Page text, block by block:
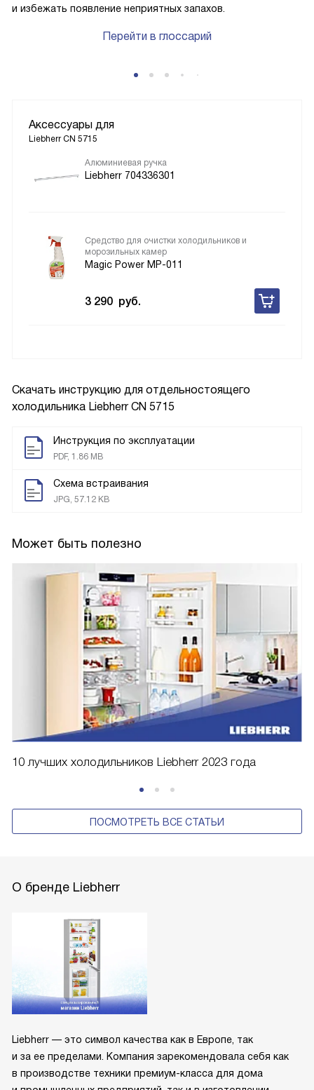
Скачать инструкцию для отдельностоящего
холодильника Liebherr CN 5715
Инструкция по эксплуатации
PDF, 1.86 MB
Схема встраивания
JPG, 57.12 KB
Может быть полезно
10 лучших холодильников Liebherr 2023 года
ПОСМОТРЕТЬ ВСЕ СТАТЬИ
и избежать появление неприятных запахов.
Перейти в глоссарий
Аксессуары для
Liebherr CN 5715
Алюминиевая ручка
Liebherr 704336301
Средство для очистки холодильников и
морозильных камер
Magic Power MP-011
3 290 руб.
О бренде Liebherr
Liebherr — это символ качества как в Европе, так
и за ее пределами. Компания зарекомендовала себя как
в производстве техники премиум-класса для дома